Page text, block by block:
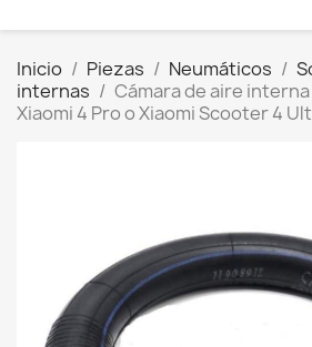
Inicio Piezas Neumáticos
internas
Cámara de aire interna
Xiaomi 4 Pro o Xiaomi Scooter 4